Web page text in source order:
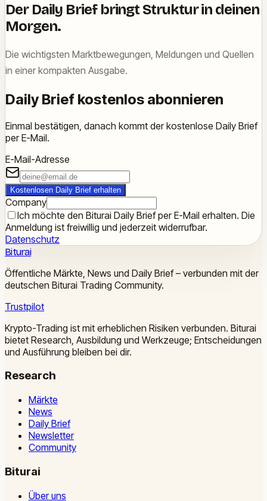
Der Daily Brief bringt Struktur in deinen
Morgen.
Die wichtigsten Marktbewegungen, Meldungen und Quellen
in einer kompakten Ausgabe.
Daily Brief kostenlos abonnieren
Einmal bestätigen, danach kommt der kostenlose Daily Brief
per E-Mail.
E-Mail-Adresse
Kostenlosen Daily Brief erhalten
Company
Ich möchte den Biturai Daily Brief per E-Mail erhalten. Die
Anmeldung ist freiwillig und jederzeit widerrufbar.
Datenschutz
Biturai
Öffentliche Märkte, News und Daily Brief – verbunden mit der
deutschen Biturai Trading Community.
Trustpilot
Krypto-Trading ist mit erheblichen Risiken verbunden. Biturai
bietet Research, Ausbildung und Werkzeuge; Entscheidungen
und Ausführung bleiben bei dir.
Research
Märkte
News
Daily Brief
Newsletter
Community
Biturai
Über uns